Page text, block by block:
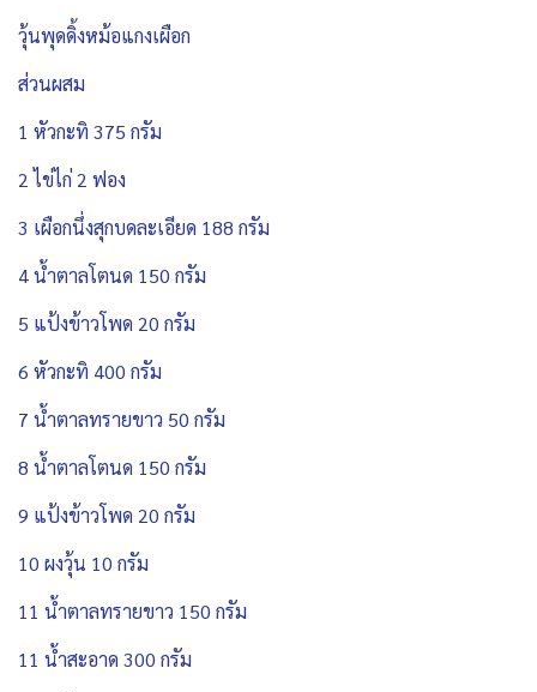
วุ้นพุดดิ้งหม้อแกงเผือก
ส่วนผสม
1 หัวกะทิ 375 กรัม
2 ไข่ไก่ 2 ฟอง
3 เผือกนึ่งสุกบดละเอียด 188 กรัม
4 น้ำตาลโตนด 150 กรัม
5 แป้งข้าวโพด 20 กรัม
6 หัวกะทิ 400 กรัม
7 น้ำตาลทรายขาว 50 กรัม
8 น้ำตาลโตนด 150 กรัม
9 แป้งข้าวโพด 20 กรัม
10 ผงวุ้น 10 กรัม
11 น้ำตาลทรายขาว 150 กรัม
11 น้ำสะอาด 300 กรัม